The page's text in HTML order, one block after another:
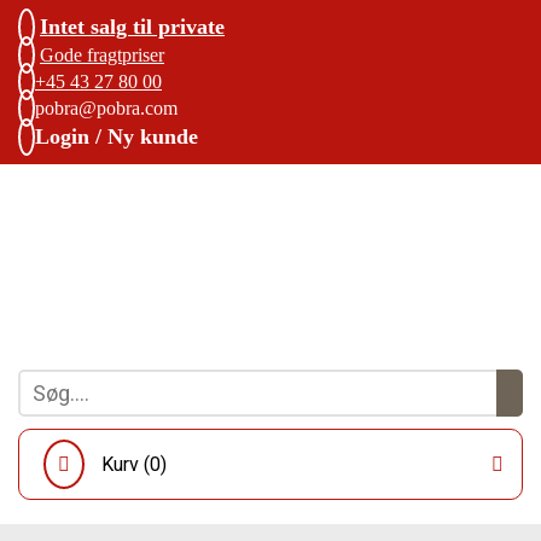
Intet salg til private
Gode fragtpriser
+45 43 27 80 00
pobra@pobra.com
Login / Ny kunde
Kurv (0)